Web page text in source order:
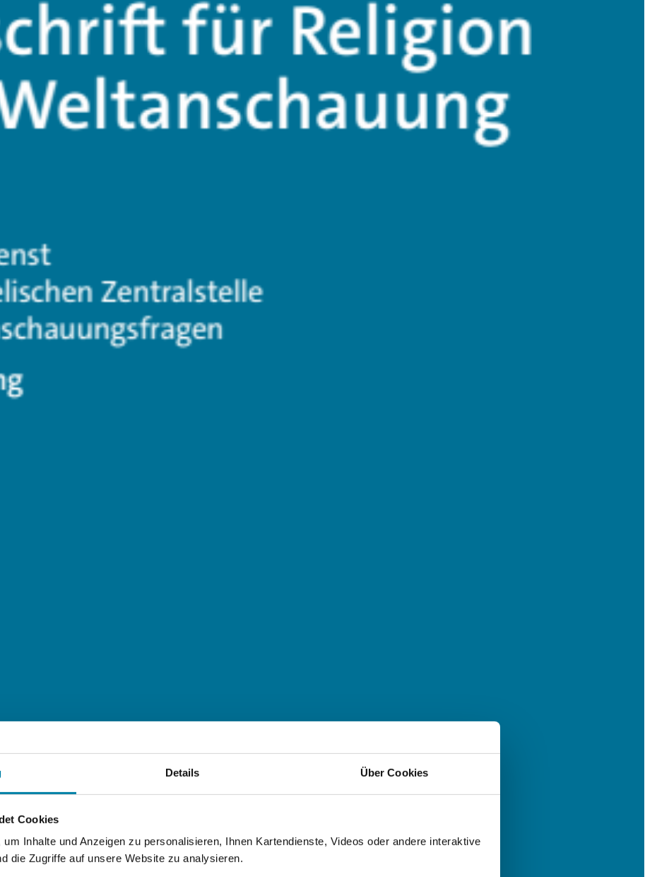
Details Über Cookies
Cookies
Inhalte und Anzeigen zu personalisieren, Ihnen Kartendienste, Videos oder andere interaktive
die Zugriffe auf unsere Website zu analysieren.